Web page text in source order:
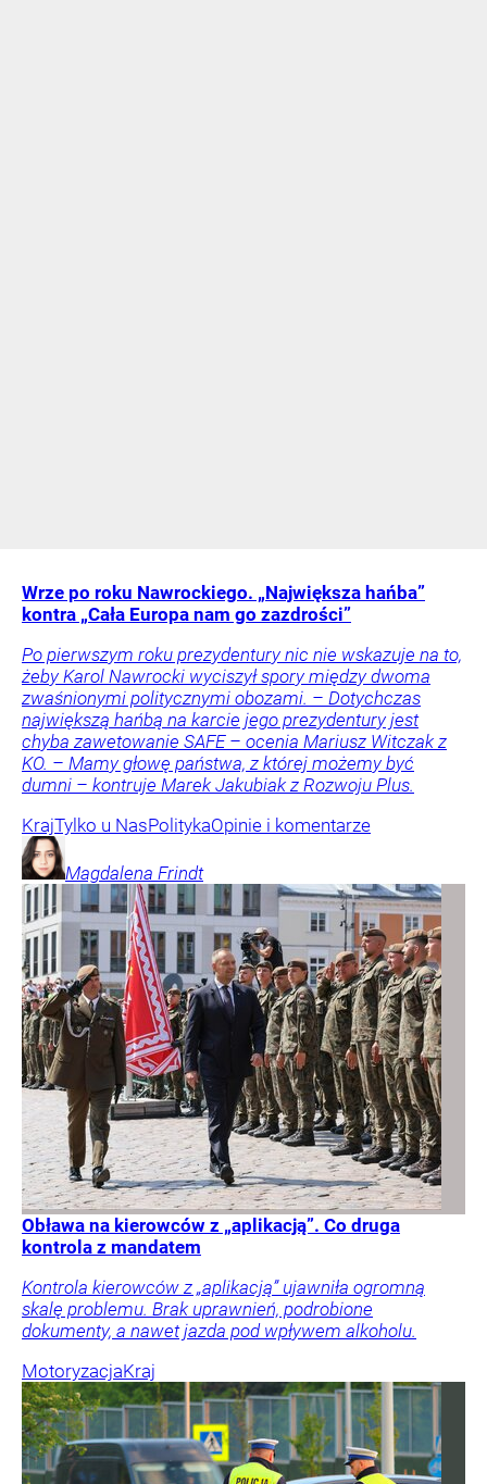
Wrze po roku Nawrockiego. „Największa hańba”
kontra „Cała Europa nam go zazdrości”
Po pierwszym roku prezydentury nic nie wskazuje na to,
żeby Karol Nawrocki wyciszył spory między dwoma
zwaśnionymi politycznymi obozami. – Dotychczas
największą hańbą na karcie jego prezydentury jest
chyba zawetowanie SAFE – ocenia Mariusz Witczak z
KO. – Mamy głowę państwa, z której możemy być
dumni – kontruje Marek Jakubiak z Rozwoju Plus.
KrajTylko u NasPolitykaOpinie i komentarze
Magdalena Frindt
Obława na kierowców z „aplikacją”. Co druga
kontrola z mandatem
Kontrola kierowców z „aplikacją” ujawniła ogromną
skalę problemu. Brak uprawnień, podrobione
dokumenty, a nawet jazda pod wpływem alkoholu.
MotoryzacjaKraj